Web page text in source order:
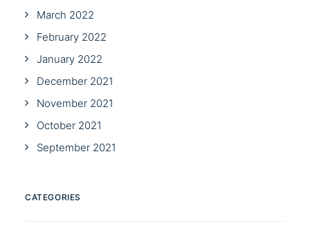
March 2022
February 2022
January 2022
December 2021
November 2021
October 2021
September 2021
CATEGORIES